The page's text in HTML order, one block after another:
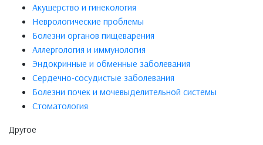
Акушерство и гинекология
Неврологические проблемы
Болезни органов пищеварения
Аллергология и иммунология
Эндокринные и обменные заболевания
Сердечно-сосудистые заболевания
Болезни почек и мочевыделительной системы
Стоматология
Другое